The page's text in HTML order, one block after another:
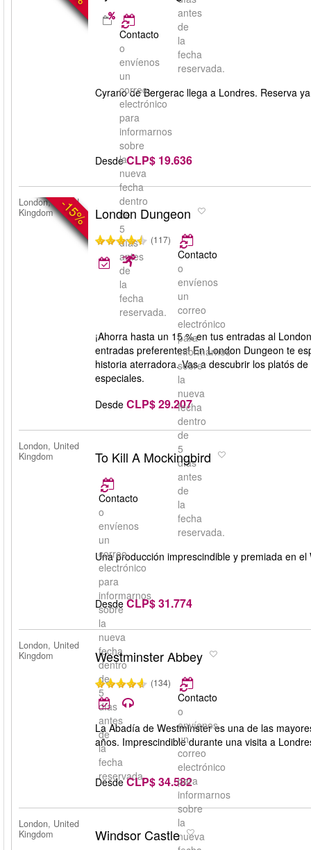
antes
de
la
fecha
reservada.
Contacto
o
envíenos
un
correo
electrónico
para
informarnos
sobre
la
nueva
fecha
dentro
de
5
días
antes
de
la
fecha
reservada.
Cyrano de Bergerac llega a Londres. Reserva
Desde CLP$ 19.636
-15%
London, United
Kingdom
London Dungeon
(117)
Contacto
o
envíenos
un
correo
electrónico
para
informarnos
sobre
la
nueva
fecha
dentro
de
5
días
antes
de
la
fecha
reservada.
¡Ahorra hasta un 15 % en tus entradas al
entradas preferentes! En London Dungeon te
historia aterradora. Vas a descubrir los platós
especiales.
Desde CLP$ 29.207
London, United
Kingdom
To Kill A Mockingbird
Contacto
o
envíenos
un
correo
electrónico
para
informarnos
sobre
la
nueva
fecha
dentro
de
5
días
antes
de
la
fecha
reservada.
Una producción imprescindible y premiada en
Desde CLP$ 31.774
London, United
Kingdom
Westminster Abbey
(134)
Contacto
o
envíenos
un
correo
electrónico
para
informarnos
sobre
la
nueva
La Abadía de Westminster es una de las
años. Imprescindible durante una visita a
Desde CLP$ 34.582
London, United
Kingdom
Windsor Castle